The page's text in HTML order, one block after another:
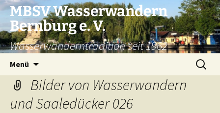
Zum
Inhalt
springen
MBSV Wasserwandern
Bernburg e. V.
Wasserwanderntradition seit 1962
Menü
Suchen
nach:
Bilder von Wasserwandern
und Saaledücker 026